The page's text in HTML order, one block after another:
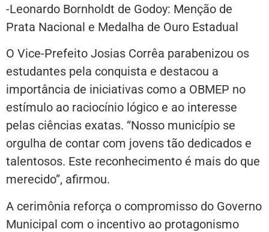
-Leonardo Bornholdt de Godoy: Menção de
Prata Nacional e Medalha de Ouro Estadual
O Vice-Prefeito Josias Corrêa parabenizou os
estudantes pela conquista e destacou a
importância de iniciativas como a OBMEP no
estímulo ao raciocínio lógico e ao interesse
pelas ciências exatas. “Nosso município se
orgulha de contar com jovens tão dedicados e
talentosos. Este reconhecimento é mais do que
merecido”, afirmou.
A cerimônia reforça o compromisso do Governo
Municipal com o incentivo ao protagonismo